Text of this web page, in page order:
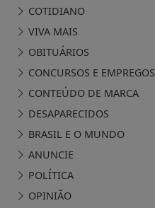
COTIDIANO
VIVA MAIS
OBITUÁRIOS
CONCURSOS E EMPREGOS
CONTEÚDO DE MARCA
DESAPARECIDOS
BRASIL E O MUNDO
ANUNCIE
POLÍTICA
OPINIÃO